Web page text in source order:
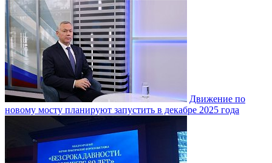
Движение по
новому мосту планируют запустить в декабре 2025 года